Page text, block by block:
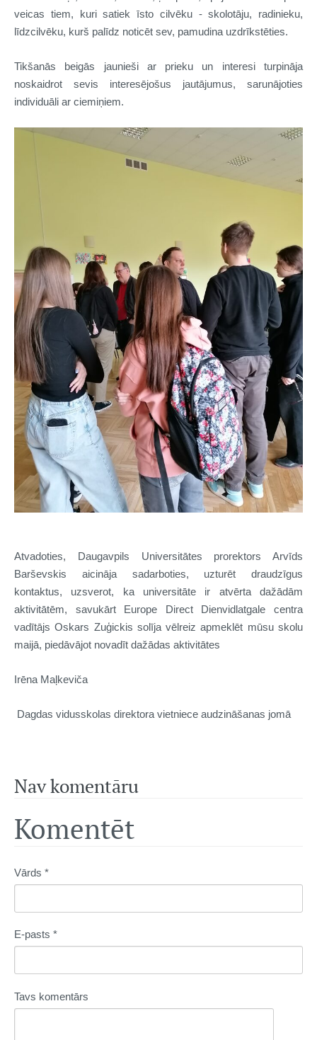
veicas tiem, kuri satiek īsto cilvēku - skolotāju, radinieku,
līdzcilvēku, kurš palīdz noticēt sev, pamudina uzdrīkstēties.
Tikšanās beigās jaunieši ar prieku un interesi turpināja
noskaidrot sevis interesējošus jautājumus, sarunājoties
individuāli ar ciemiņiem.
Atvadoties, Daugavpils Universitātes prorektors Arvīds
Barševskis aicināja sadarboties, uzturēt draudzīgus
kontaktus, uzsverot, ka universitāte ir atvērta dažādām
aktivitātēm, savukārt Europe Direct Dienvidlatgale centra
vadītājs Oskars Zuģickis solīja vēlreiz apmeklēt mūsu skolu
maijā, piedāvājot novadīt dažādas aktivitātes
Irēna Maļkeviča
Dagdas vidusskolas direktora vietniece audzināšanas jomā
Nav komentāru
Komentēt
Vārds *
E-pasts *
Tavs komentārs